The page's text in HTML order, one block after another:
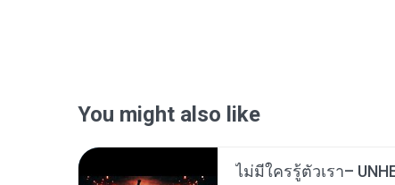
You might also like